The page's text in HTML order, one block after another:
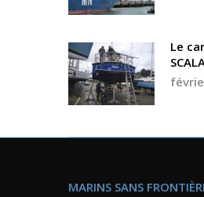
Le
MARINS SANS